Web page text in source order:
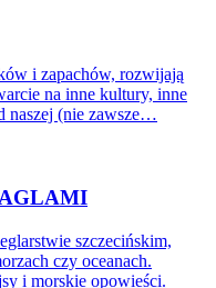
i zapachów, rozwijają
na inne kultury, inne
naszej (nie zawsze…
szczecińskim,
czy oceanach.
i morskie opowieści.